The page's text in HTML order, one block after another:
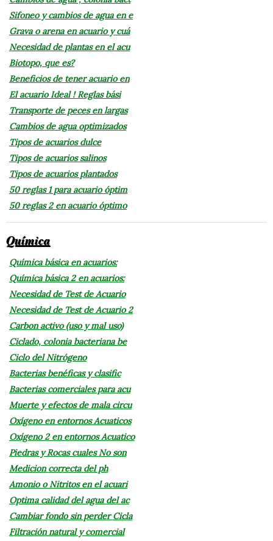
Sifoneo y cambios de agua en e
Grava o arena en acuario y cuá
Necesidad de plantas en el acu
Biotopo, que es?
Beneficios de tener acuario en
El acuario Ideal ! Reglas bási
Transporte de peces en largas
Cambios de agua optimizados
Tipos de acuarios dulce
Tipos de acuarios salinos
Tipos de acuarios plantados
50 reglas 1 para acuario óptim
50 reglas 2 en acuario óptimo
Química
Química básica en acuarios:
Química básica 2 en acuarios:
Necesidad de Test de Acuario
Necesidad de Test de Acuario 2
Carbon activo (uso y mal uso)
Ciclado, colonia bacteriana be
Ciclo del Nitrógeno
Bacterias benéficas y clasific
Bacterias comerciales para acu
Muerte y efectos de mala circu
Oxígeno en entornos Acuaticos
Oxígeno 2 en entornos Acuatico
Piedras y Rocas cuales No son
Medicion correcta del ph
Amonio o Nitritos en el acuari
Optima calidad del agua del ac
Cambiar fondo sin perder Cicla
Filtración natural y comercial